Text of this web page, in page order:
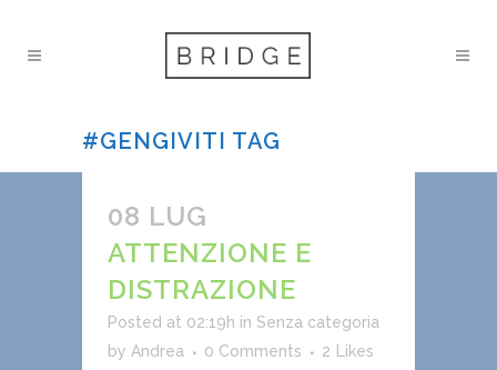
#GENGIVITI TAG
08 LUG
ATTENZIONE E
DISTRAZIONE
Posted at 02:19h in Senza categoria
by Andrea 0 Comments 2 Likes